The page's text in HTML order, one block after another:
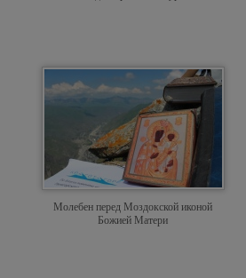
Молебен перед Моздокской иконой
Божией Матери